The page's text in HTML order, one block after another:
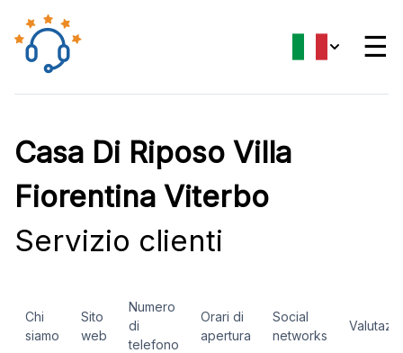
☰
Casa Di Riposo Villa
Fiorentina Viterbo
Servizio clienti
Chi
siamo
Sito
web
Numero
di
telefono
Orari di
apertura
Social
networks